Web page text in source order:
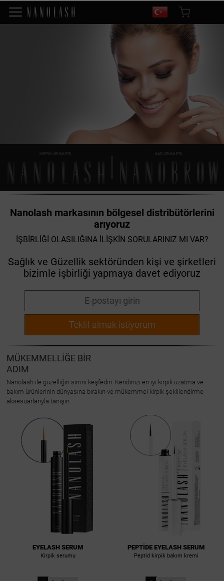
KİRPİK ÜRÜNLERİ KAŞ ÜRÜNLERI
Nanolash markasının bölgesel distribütörlerini
arıyoruz
İŞBİRLİĞİ OLASILIĞINA İLİŞKİN SORULARINIZ MI VAR?
Sağlık ve Güzellik sektöründen kişi ve şirketleri
bizimle işbirliği yapmaya davet ediyoruz
Teklif almak istiyorum
MÜKEMMELLİĞEBİR
ADIM
Nanolash ile güzelliğin sırrını keşfedin. Kendinizi en iyi kirpik uzatma ve
bakım ürünlerinin dünyasına bırakın ve mükemmel kirpik şekillendirme
aksesuarlarıyla tanışın.
EYELASH SERUM
Kirpik serumu
PEPTIDE EYELASH SERUM
Peptid kirpik bakım kremi